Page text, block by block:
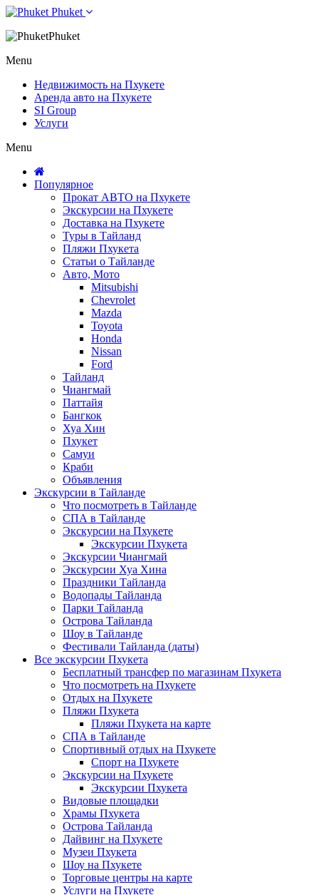
Phuket
Phuket
Menu
Недвижимость на Пхукете
Аренда авто на Пхукете
SI Group
Услуги
Menu
Популярное
Прокат АВТО на Пхукете
Экскурсии на Пхукете
Доставка на Пхукете
Туры в Тайланд
Пляжи Пхукета
Статьи о Тайланде
Авто, Мото
Mitsubishi
Chevrolet
Mazda
Toyota
Honda
Nissan
Ford
Тайланд
Чиангмай
Паттайя
Бангкок
Хуа Хин
Пхукет
Самуи
Краби
Объявления
Экскурсии в Тайланде
Что посмотреть в Тайланде
СПА в Тайланде
Экскурсии на Пхукете
Экскурсии Пхукета
Экскурсии Чиангмай
Экскурсии Хуа Хина
Праздники Тайланда
Водопады Тайланда
Парки Тайланда
Острова Тайланда
Шоу в Тайланде
Фестивали Тайланда (даты)
Все экскурсии Пхукета
Бесплатный трансфер по магазинам Пхукета
Что посмотреть на Пхукете
Отдых на Пхукете
Пляжи Пхукета
Пляжи Пхукета на карте
СПА в Тайланде
Спортивный отдых на Пхукете
Спорт на Пхукете
Экскурсии на Пхукете
Экскурсии Пхукета
Видовые площадки
Храмы Пхукета
Острова Тайланда
Дайвинг на Пхукете
Музеи Пхукета
Шоу на Пхукете
Торговые центры на карте
Услуги на Пхукете